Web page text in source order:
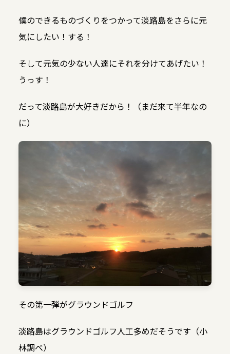
僕のできるものづくりをつかって淡路島をさらに元
気にしたい！する！
そして元気の少ない人達にそれを分けてあげたい！
うっす！
だって淡路島が大好きだから！（まだ来て半年なの
に）
その第一弾がグラウンドゴルフ
淡路島はグラウンドゴルフ人工多めだそうです（小
林調べ）